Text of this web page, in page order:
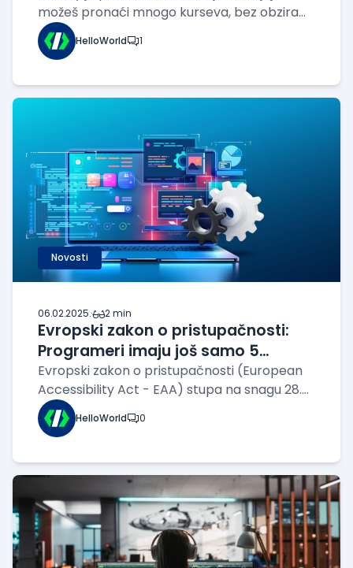
možeš pronaći mnogo kurseva, bez obzira
na tvoj nivo znanja u programiranju. Na ovom
kursu naučićeš osnove, kao i kako kreirati
potrebe za prethodnim iskustvom. Budući da
HelloWorld 1
Novosti
06.02.2025.· 2 min
Evropski zakon o pristupačnosti:
Programeri imaju još samo 5
meseci za prilagođavanje sajtova
Evropski zakon o pristupačnosti (European
Accessibility Act - EAA) stupa na snagu 28.
juna 2025. godine, što znači da su programeri
i kompanije suočeni sa rokom od samo pet
promena. Od tog datuma, sve veb stranice i
HelloWorld 0